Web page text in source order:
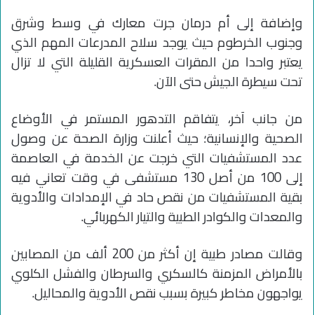
وإضافة إلى أم درمان جرت معارك في وسط وشرق
وجنوب الخرطوم حيث يوجد سلاح المدرعات المهم الذي
يعتبر واحدا من المقرات العسكرية القليلة التي لا تزال
تحت سيطرة الجيش حتى الآن.
من جانب آخر، يتفاقم التدهور المستمر في الأوضاع
الصحية والإنسانية؛ حيث أعلنت وزارة الصحة عن وصول
عدد المستشفيات التي خرجت عن الخدمة في العاصمة
إلى 100 من أصل 130 مستشفى في وقت تعاني فيه
بقية المستشفيات من نقص حاد في الإمدادات والأدوية
والمعدات والكوادر الطبية والتيار الكهربائي.
وقالت مصادر طبية إن أكثر من 200 ألف من المصابين
بالأمراض المزمنة كالسكري والسرطان والفشل الكلوي
يواجهون مخاطر كبيرة بسبب نقص الأدوية والمحاليل.